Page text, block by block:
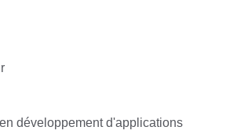
développement d'applications